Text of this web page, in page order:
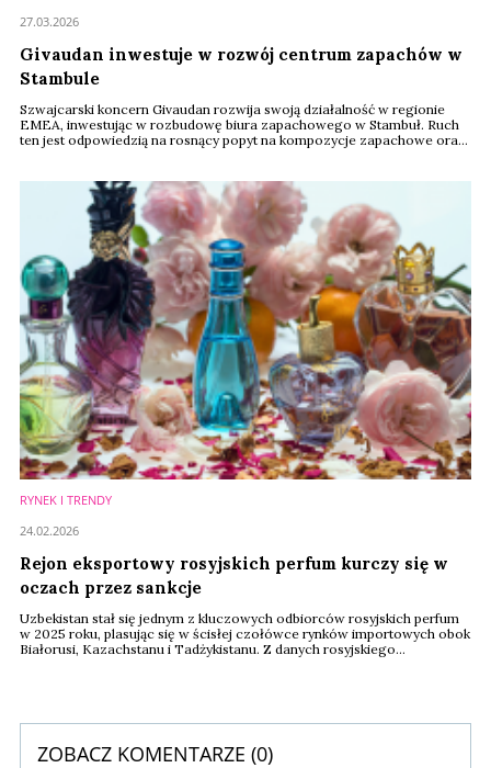
Givaudan inwestuje w rozwój centrum zapachów w
Stambule
Szwajcarski koncern Givaudan rozwija swoją działalność w regionie
EMEA, inwestując w rozbudowę biura zapachowego w Stambuł. Ruch
ten jest odpowiedzią na rosnący popyt na kompozycje zapachowe oraz
27.03.2026
RYNEK I TRENDY
Rejon eksportowy rosyjskich perfum kurczy się w
oczach przez sankcje
Uzbekistan stał się jednym z kluczowych odbiorców rosyjskich perfum
w 2025 roku, plasując się w ścisłej czołówce rynków importowych obok
Białorusi, Kazachstanu i Tadżykistanu. Z danych rosyjskiego
24.02.2026
ZOBACZ KOMENTARZE (0)